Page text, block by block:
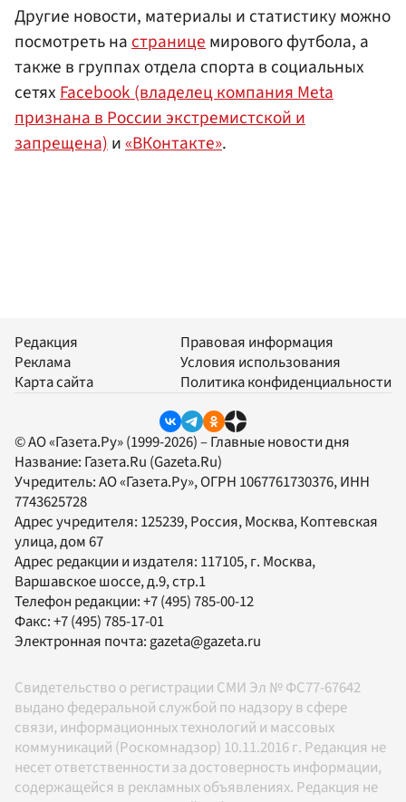
Другие новости, материалы и статистику можно
посмотреть на странице мирового футбола, а
также в группах отдела спорта в социальных
сетях Facebook (владелец компания Meta
признана в России экстремистской и
запрещена) и«ВКонтакте».
Редакция
Реклама
Карта сайта
Правовая информация
Условия использования
Политика конфиденциальности
© АО «Газета.Ру» (1999-2026) – Главные новости дня
Название: Газета.Ru (Gazeta.Ru)
Учредитель:АО «Газета.Ру», ОГРН 1067761730376, ИНН
7743625728
Адрес учредителя: 125239, Россия, Москва, Коптевская
улица, дом 67
Адрес редакции и издателя: 117105, г. Москва,
Варшавское шоссе, д.9, стр.1
Телефон редакции:+7 (495) 785-00-12
Факс:+7 (495) 785-17-01
Электронная почта:gazeta@gazeta.ru
Свидетельство о регистрации СМИ Эл № ФС77-67642
выдано федеральной службой по надзору в сфере
связи, информационных технологий и массовых
коммуникаций (Роскомнадзор) 10.11.2016 г. Редакция не
несет ответственности за достоверность информации,
содержащейся в рекламных объявлениях. Редакция не